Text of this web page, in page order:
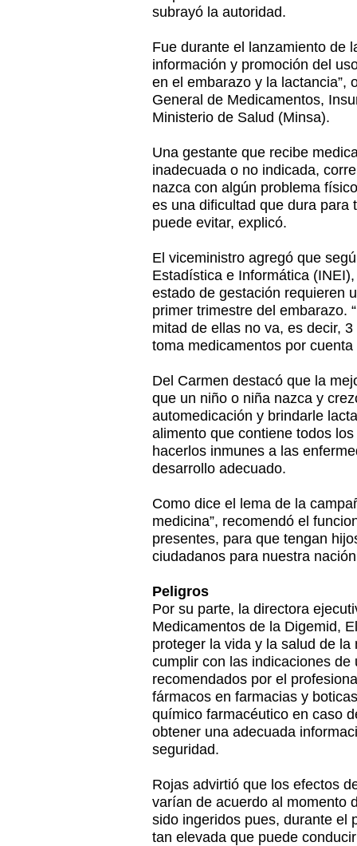
subrayó la autoridad.
Fue durante el lanzamiento de
información y promoción del
en el embarazo y la lactancia”,
General de Medicamentos,
Ministerio de Salud (Minsa).
Una gestante que recibe
inadecuada o no indicada,
nazca con algún problema
es una dificultad que dura para
puede evitar, explicó.
El viceministro agregó que
Estadística e Informática
estado de gestación requieren
primer trimestre del embarazo.
mitad de ellas no va, es decir,
toma medicamentos por cuenta
Del Carmen destacó que la
que un niño o niña nazca y
automedicación y brindarle
alimento que contiene todos
hacerlos inmunes a las
desarrollo adecuado.
Como dice el lema de la
medicina”, recomendó el
presentes, para que tengan
ciudadanos para nuestra
Peligros
Por su parte, la directora
Medicamentos de la Digemid,
proteger la vida y la salud de
cumplir con las indicaciones
recomendados por el
fármacos en farmacias y
químico farmacéutico en caso
obtener una adecuada
seguridad.
Rojas advirtió que los efectos
varían de acuerdo al momento
sido ingeridos pues, durante el
tan elevada que puede